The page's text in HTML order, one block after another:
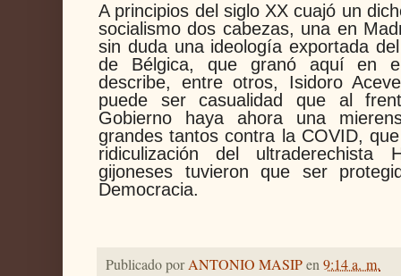
A principios del siglo XX cuajó un
socialismo dos cabezas, una en
sin duda una ideología exportada
de Bélgica, que granó aquí en
describe, entre otros, Isidoro
puede ser casualidad que al
Gobierno haya ahora una
grandes tantos contra la COVID,
ridiculización del ultraderechista
gijoneses tuvieron que ser
Democracia.
Publicado porANTONIO MASIPen9:14 a. m.